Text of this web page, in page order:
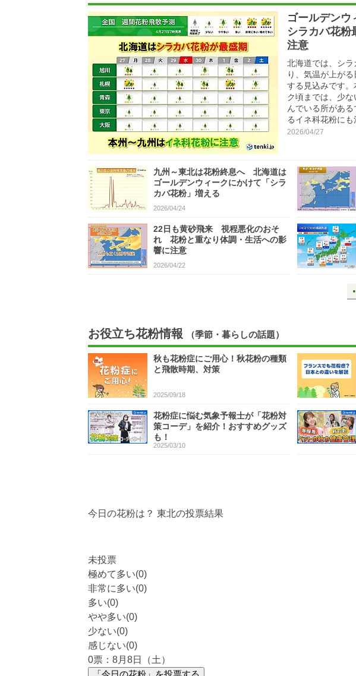
ゴールデン
シラカバ花
注意
北海道では、シ
り、気温が上が
する見込みです
ク頃までは、少
んでいる所があ
るイネ科花粉にも
2026/04/27
九州～東北は花粉終息へ 北海道は
ゴールデンウィークにかけて「シラ
カバ花粉」増える
2026/04/24
22日も黄砂飛来 視程悪化のおそ
れ 花粉と重なり体調・生活への影
響に注意
2026/04/22
お役立ち花粉情報 （季節・暮らしの話題）
秋も花粉症にご用心！秋花粉の種類
と飛散時期、対策
2025/09/18
花粉症に悩む気象予報士が「花粉対
策コーデ」を紹介！おすすめグッズ
も！
2025/03/10
今日の花粉は？ 東北の投票結果
未投票
極めて多い(0)
非常に多い(0)
多い(0)
やや多い(0)
少ない(0)
感じない(0)
0票：8月8日（土）